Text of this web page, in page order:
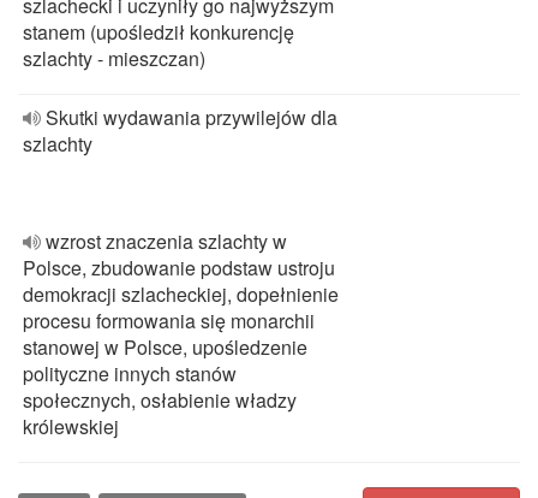
stanem (upośledził konkurencję
szlachty - mieszczan)
Skutki wydawania przywilejów dla
szlachty
wzrost znaczenia szlachty w
Polsce, zbudowanie podstaw ustroju
demokracji szlacheckiej, dopełnienie
procesu formowania się monarchii
stanowej w Polsce, upośledzenie
polityczne innych stanów
społecznych, osłabienie władzy
królewskiej